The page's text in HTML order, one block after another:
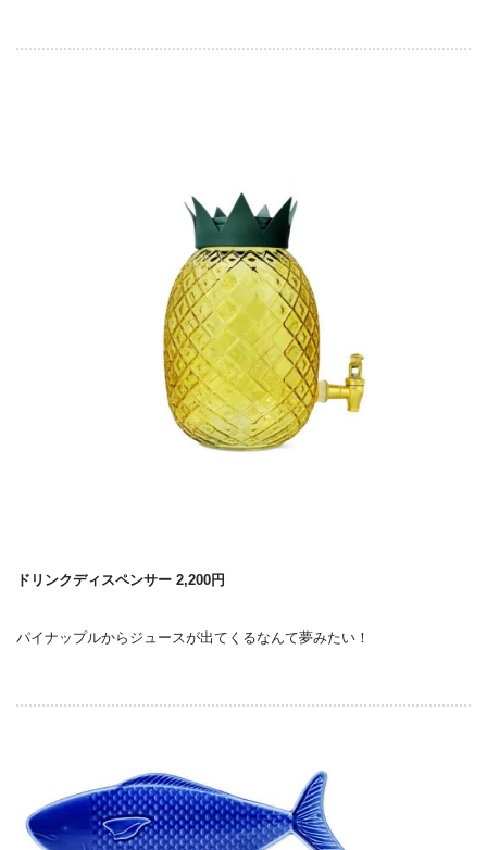
ドリンクディスペンサー 2,200円
パイナップルからジュースが出てくるなんて夢みたい！